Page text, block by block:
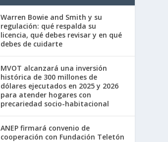
Warren Bowie and Smith y su
regulación: qué respalda su
licencia, qué debes revisar y en qué
debes de cuidarte
MVOT alcanzará una inversión
histórica de 300 millones de
dólares ejecutados en 2025 y 2026
para atender hogares con
precariedad socio-habitacional
ANEP firmará convenio de
cooperación con Fundación Teletón